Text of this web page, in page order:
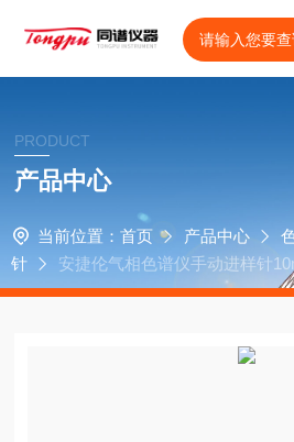
PRODUCT
产品中心
当前位置： 首页 产品中心
针
安捷伦气相色谱仪手动进样针